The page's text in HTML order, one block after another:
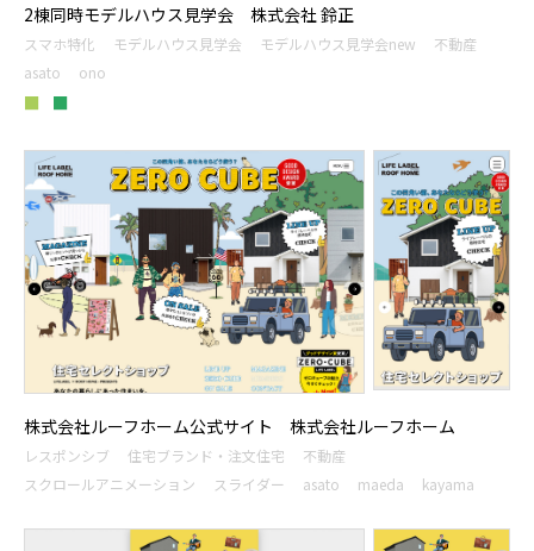
2棟同時モデルハウス見学会 株式会社 鈴正
スマホ特化 モデルハウス見学会 モデルハウス見学会new
不動産
asato
ono
■ ■
株式会社ルーフホーム公式サイト 株式会社ルーフホーム
レスポンシブ 住宅ブランド・注文住宅
不動産
スクロールアニメーション
スライダー asato maeda kayama